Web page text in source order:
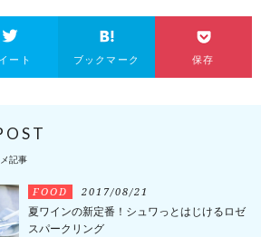
ート ブックマーク 保存
記事
FOOD 2017/08/21
夏ワインの新定番！シュワっとはじけるロゼ
スパークリング